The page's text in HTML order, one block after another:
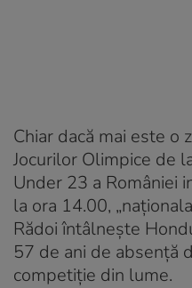
Chiar dacă mai este o
Jocurilor Olimpice de
Under 23 a României
la ora 14.00,
Rădoi întâlnește
57 de ani de absență
competiție din lume.